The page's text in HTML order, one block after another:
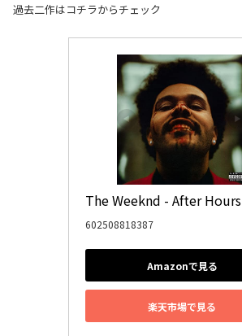
過去二作はコチラからチェック
The Weeknd - After Hours
602508818387
Amazonで見る
楽天市場で見る